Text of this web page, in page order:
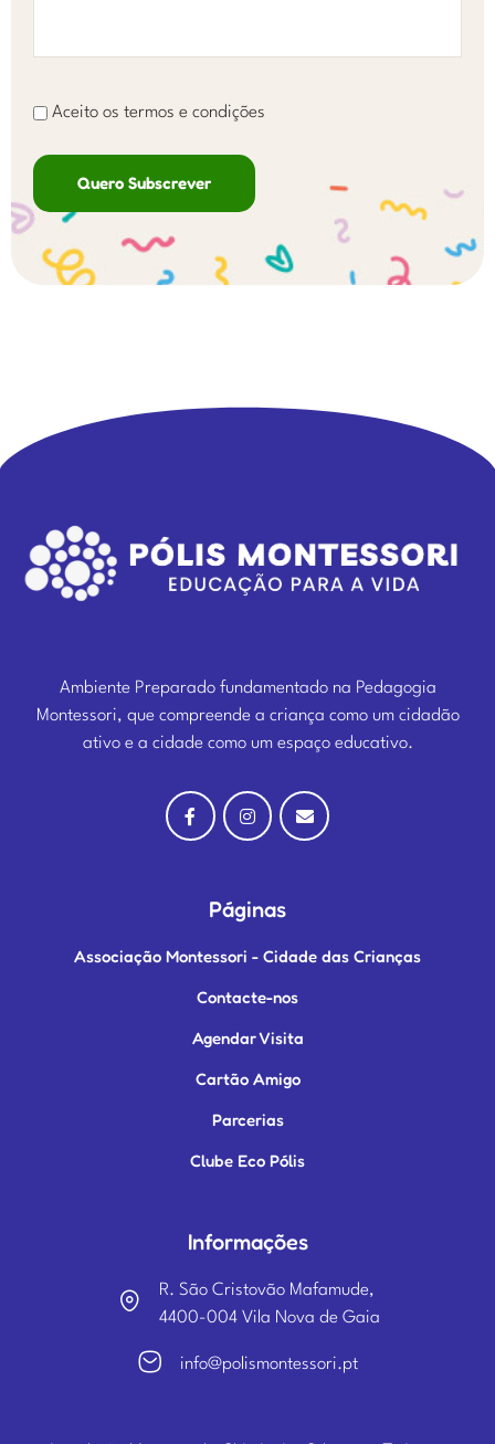
Aceito os termos e condições
Ambiente Preparado fundamentado na Pedagogia
Montessori, que compreende a criança como um cidadão
ativo e a cidade como um espaço educativo.
Páginas
Associação Montessori - Cidade das Crianças
Contacte-nos
Agendar Visita
Cartão Amigo
Parcerias
Clube Eco Pólis
Informações
R. São Cristovão Mafamude,
4400-004 Vila Nova de Gaia
info@polismontessori.pt